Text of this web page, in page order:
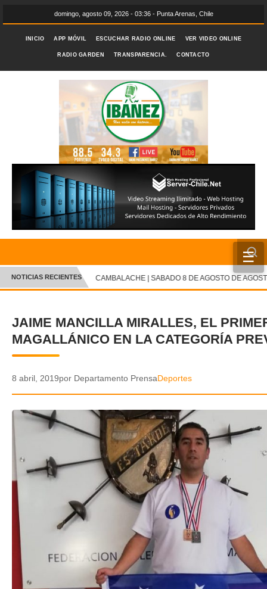
domingo, agosto 09, 2026 - 03:36 - Punta Arenas, Chile
INICIO APP MÓVIL ESCUCHAR RADIO ONLINE VER VIDEO ONLINE
RADIO GARDEN TRANSPARENCIA. CONTACTO
☰
INICIO
CRÓNICA
DEPORTES
POLICIAL
AUDIOS
VIDEOS
GALERIA DE FOTOS
APP MÓVIL
✕
NOTICIAS RECIENTES CAMBALACHE | SABADO 8 DE AGOSTO DE
JAIME MANCILLA MIRALLES, EL
MAGALLÁNICO EN LA CATEGORÍA
8 abril, 2019por Departamento PrensaDeportes